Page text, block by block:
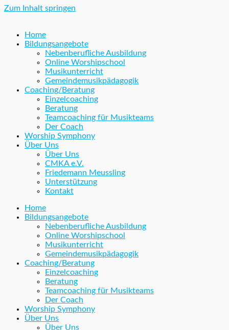
Zum Inhalt springen
Home
Bildungsangebote
Nebenberufliche Ausbildung
Online Worshipschool
Musikunterricht
Gemeindemusikpädagogik
Coaching/Beratung
Einzelcoaching
Beratung
Teamcoaching für Musikteams
Der Coach
Worship Symphony
Über Uns
Über Uns
CMKA e.V.
Friedemann Meussling
Unterstützung
Kontakt
Home
Bildungsangebote
Nebenberufliche Ausbildung
Online Worshipschool
Musikunterricht
Gemeindemusikpädagogik
Coaching/Beratung
Einzelcoaching
Beratung
Teamcoaching für Musikteams
Der Coach
Worship Symphony
Über Uns
Über Uns